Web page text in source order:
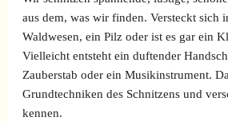
aus dem, was wir finden. Versteckt sich
Waldwesen, ein Pilz oder ist es gar ein
Vielleicht entsteht ein duftender
Zauberstab oder ein Musikinstrument.
Grundtechniken des Schnitzens und
kennen.